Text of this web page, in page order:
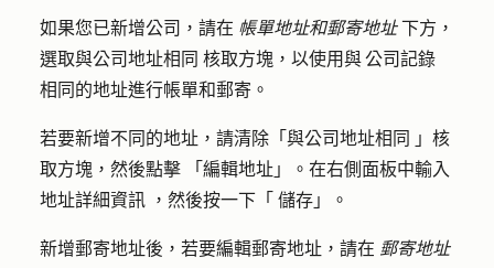
如果您已新增公司，請在 帳單地址和郵寄地址 下方，
選取與公司地址相同 核取方塊，以使用與 公司記錄
相同的地址進行帳單和郵寄。
若要新增不同的地址，請清除「與公司地址相同
」核
取方塊，然後點擊
「編輯地址」
。在右側面板中輸入
地址詳細資訊 ，然後按一下「 儲存 」。
新增郵寄地址後，若要編輯郵寄地址，請在 郵寄地址